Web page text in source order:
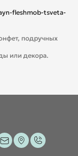
fleshmob-tsveta-
подручных
или декора.